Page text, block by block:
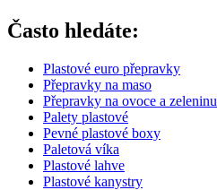
Často hledáte:
Plastové euro přepravky
Přepravky na maso
Přepravky na ovoce a zeleninu
Palety plastové
Pevné plastové boxy
Paletová víka
Plastové lahve
Plastové kanystry